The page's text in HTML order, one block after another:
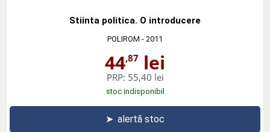
Stiinta politica. O introducere
POLIROM - 2011
44,87 lei
PRP: 55,40 lei
stoc indisponibil
➤ alertă stoc